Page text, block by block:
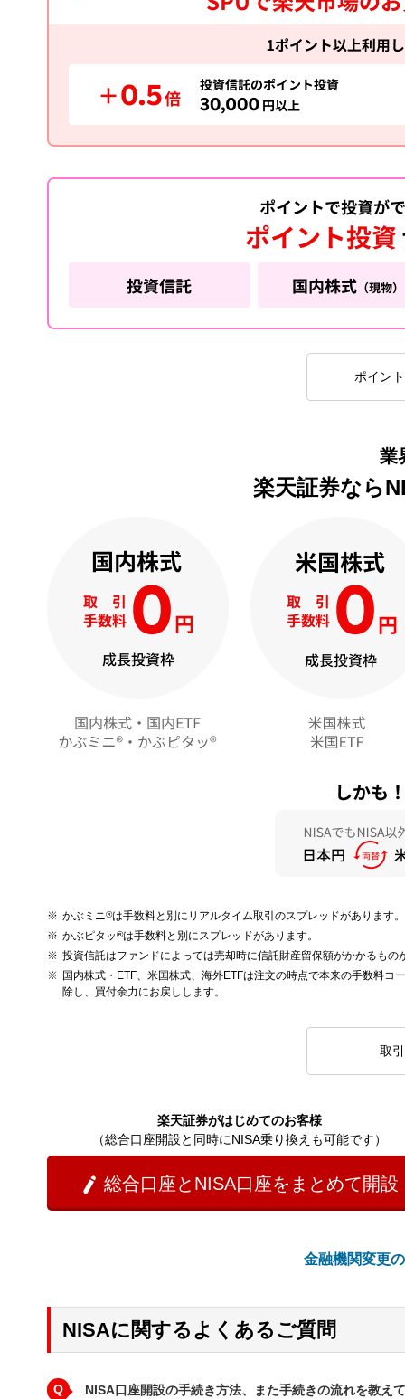
ポイン
業
楽天証券なら
かぶミニ®は手数料と別にリアルタイム取引のスプレッドがあります
かぶピタッ®は手数料と別にスプレッドがあります。
投資信託はファンドによっては売却時に信託財産留保額がかかるもの
国内株式・ETF、米国株式、海外ETFは注文の時点で本来の手数料
除し、買付余力にお戻しします。
取
楽天証券がはじめてのお客様
（総合口座開設と同時にNISA乗り換えも可能です）
 総合口座とNISA口座をまとめて開設
金融機関変更
NISAに関するよくあるご質問
Q NISA口座開設の手続き方法、また手続きの流れを教え